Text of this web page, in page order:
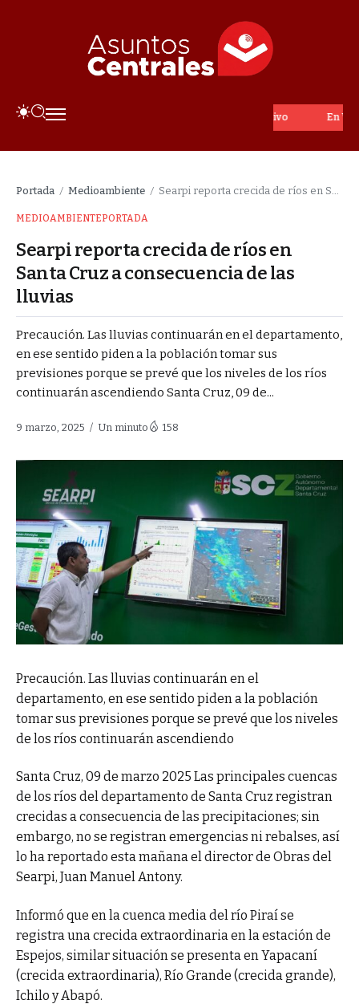
En Vivo
Portada / Medioambiente / Searpi reporta crecida de ríos en Santa Cruz a consecuencia de las lluvias
MEDIOAMBIENTEPORTADA
Searpi reporta crecida de ríos en
Santa Cruz a consecuencia de las
lluvias
Precaución. Las lluvias continuarán en el departamento,
en ese sentido piden a la población tomar sus
previsiones porque se prevé que los niveles de los ríos
continuarán ascendiendo Santa Cruz, 09 de...
9 marzo, 2025 Un minuto 158
Precaución. Las lluvias continuarán en el
departamento, en ese sentido piden a la población
tomar sus previsiones porque se prevé que los niveles
de los ríos continuarán ascendiendo
Santa Cruz, 09 de marzo 2025 Las principales cuencas
de los ríos del departamento de Santa Cruz registran
crecidas a consecuencia de las precipitaciones; sin
embargo, no se registran emergencias ni rebalses, así
lo ha reportado esta mañana el director de Obras del
Searpi, Juan Manuel Antony.
Informó que en la cuenca media del río Piraí se
registra una crecida extraordinaria en la estación de
Espejos, similar situación se presenta en Yapacaní
(crecida extraordinaria), Río Grande (crecida grande),
Ichilo y Abapó.